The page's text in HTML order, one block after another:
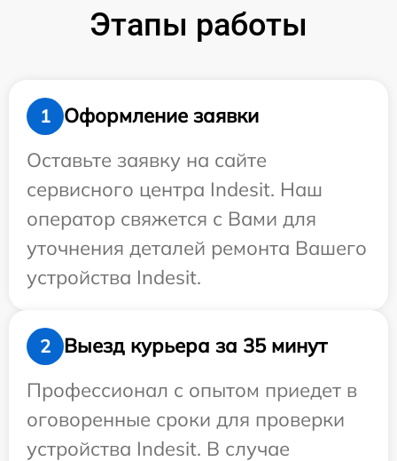
Этапы работы
1
Оформление заявки
Оставьте заявку на сайте
сервисного центра Indesit. Наш
оператор свяжется с Вами для
уточнения деталей ремонта Вашего
устройства Indesit.
2
Выезд курьера за 35 минут
Профессионал с опытом приедет в
оговоренные сроки для проверки
устройства Indesit. В случае